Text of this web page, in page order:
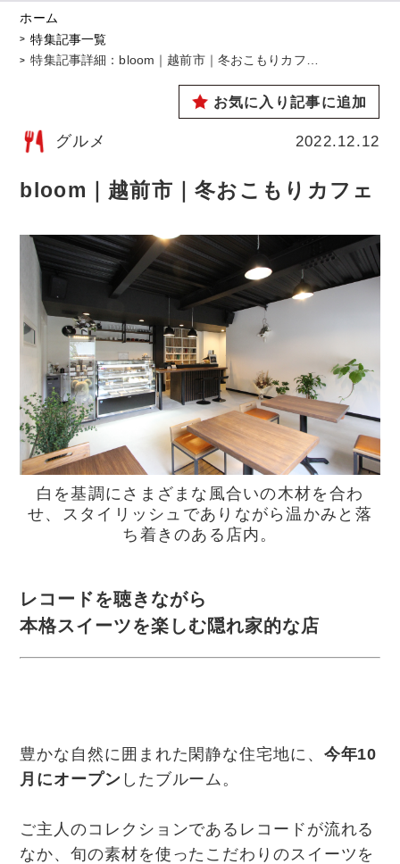
ホーム
特集記事一覧
特集記事詳細：bloom｜越前市｜冬おこもりカフ…
お気に入り記事に追加
グルメ 2022.12.12
bloom｜越前市｜冬おこもりカフェ
白を基調にさまざまな風合いの木材を合わ
せ、スタイリッシュでありながら温かみと落
ち着きのある店内。
レコードを聴きながら
本格スイーツを楽しむ隠れ家的な店
豊かな自然に囲まれた閑静な住宅地に、 今年10
月にオープン したブルーム。
ご主人のコレクションであるレコードが流れる
なか、旬の素材を使ったこだわりのスイーツを